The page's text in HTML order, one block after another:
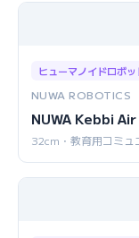
ヒューマノイドロボッ
NUWA ROBOTICS
NUWA Kebbi Air
32cm・教育用コミュ